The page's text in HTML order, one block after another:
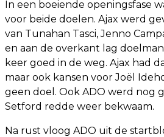
In een boeiende openingsfase
voor beide doelen. Ajax werd
van Tunahan Tasci, Jenno
en aan de overkant lag
keer goed in de weg. Ajax had
maar ook kansen voor Joël
geen doel. Ook ADO werd nog
Setford redde weer bekwaam.
Na rust vloog ADO uit de